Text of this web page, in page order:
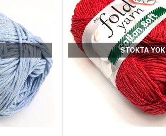
STOKTA YOK